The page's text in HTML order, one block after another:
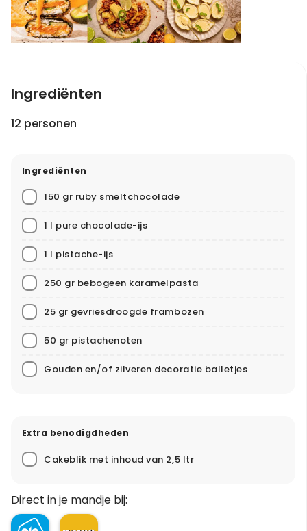
Ingrediënten
12 personen
Ingrediënten
150 gr ruby smeltchocolade
1 l pure chocolade-ijs
1 l pistache-ijs
250 gr bebogeen karamelpasta
25 gr gevriesdroogde frambozen
50 gr pistachenoten
Gouden en/of zilveren decoratie balletjes
Extra benodigdheden
Cakeblik met inhoud van 2,5 ltr
Direct in je mandje bij: